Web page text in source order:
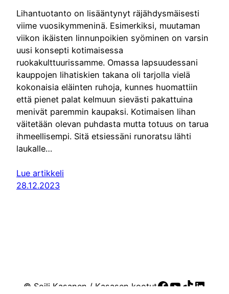
Lihantuotanto on lisääntynyt räjähdysmäisesti
viime vuosikymmeninä. Esimerkiksi, muutaman
viikon ikäisten linnunpoikien syöminen on varsin
uusi konsepti kotimaisessa
ruokakulttuurissamme. Omassa lapsuudessani
kauppojen lihatiskien takana oli tarjolla vielä
kokonaisia eläinten ruhoja, kunnes huomattiin
että pienet palat kelmuun sievästi pakattuina
menivät paremmin kaupaksi. Kotimaisen lihan
väitetään olevan puhdasta mutta totuus on tarua
ihmeellisempi. Sitä etsiessäni runoratsu lähti
laukalle…
Lue artikkeli
28.12.2023
© Soili Kasanen / Kasasen kootutFacebook
YouTube
TikTok